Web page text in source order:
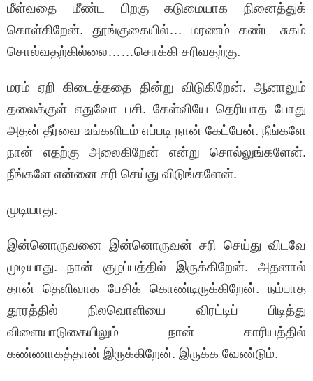
மீள்வதை மீண்ட பிறகு கடுமையாக நினைத்துக்
கொள்கிறேன். தூங்குகையில்… மரணம் கண்ட சுகம்
சொல்வதற்கில்லை……சொக்கி சரிவதற்கு.
மரம் ஏறி கிடைத்ததை தின்று விடுகிறேன். ஆனாலும்
தலைக்குள் எதுவோ பசி. கேள்வியே தெரியாத போது
அதன் தீர்வை உங்களிடம் எப்படி நான் கேட்பேன். நீங்களே
நான் எதற்கு அலைகிறேன் என்று சொல்லுங்களேன்.
நீங்களே என்னை சரி செய்து விடுங்களேன்.
முடியாது.
இன்னொருவனை இன்னொருவன் சரி செய்து விடவே
முடியாது. நான் குழப்பத்தில் இருக்கிறேன். அதனால்
தான் தெளிவாக பேசிக் கொண்டிருக்கிறேன். நம்பாத
தூரத்தில் நிலவொளியை விரட்டிப் பிடித்து
விளையாடுகையிலும் நான் காரியத்தில்
கண்ணாகத்தான் இருக்கிறேன். இருக்க வேண்டும்.